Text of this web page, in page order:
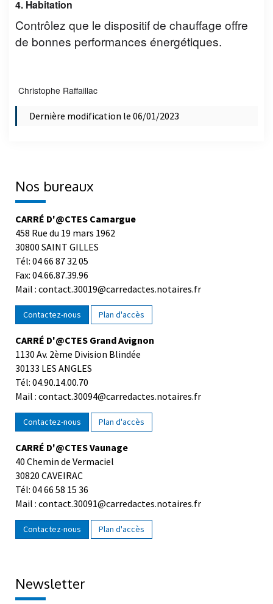
4. Habitation
Contrôlez que le dispositif de chauffage offre
de bonnes performances énergétiques.
Christophe Raffaillac
Dernière modification le 06/01/2023
Nos bureaux
CARRÉ D'@CTES Camargue
458 Rue du 19 mars 1962
30800 SAINT GILLES
Tél: 04 66 87 32 05
Fax: 04.66.87.39.96
Mail : contact.30019@carredactes.notaires.fr
Contactez-nous Plan d'accès
CARRÉ D'@CTES Grand Avignon
1130 Av. 2ème Division Blindée
30133 LES ANGLES
Tél: 04.90.14.00.70
Mail : contact.30094@carredactes.notaires.fr
Contactez-nous Plan d'accès
CARRÉ D'@CTES Vaunage
40 Chemin de Vermaciel
30820 CAVEIRAC
Tél: 04 66 58 15 36
Mail : contact.30091@carredactes.notaires.fr
Contactez-nous Plan d'accès
Newsletter